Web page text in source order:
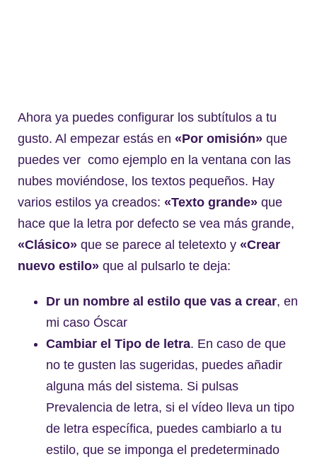
Ahora ya puedes configurar los subtítulos a tu
gusto. Al empezar estás en «Por omisión» que
puedes ver como ejemplo en la ventana con las
nubes moviéndose, los textos pequeños. Hay
varios estilos ya creados: «Texto grande» que
hace que la letra por defecto se vea más grande,
«Clásico» que se parece al teletexto y «Crear
nuevo estilo» que al pulsarlo te deja:
Dr un nombre al estilo que vas a crear, en
mi caso Óscar
Cambiar el Tipo de letra. En caso de que
no te gusten las sugeridas, puedes añadir
alguna más del sistema. Si pulsas
Prevalencia de letra, si el vídeo lleva un tipo
de letra específica, puedes cambiarlo a tu
estilo, que se imponga el predeterminado